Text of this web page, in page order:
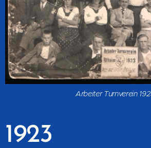
Arbeiter Turnverein
1923